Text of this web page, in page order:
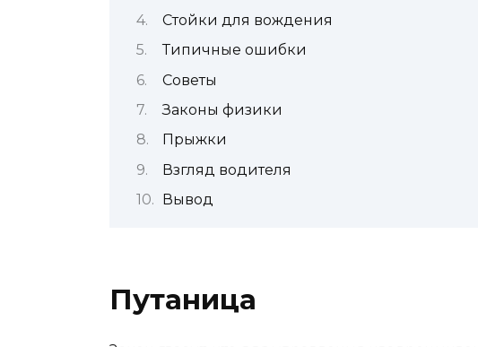
Стойки для вождения
Типичные ошибки
Советы
Законы физики
Прыжки
Взгляд водителя
Вывод
Путаница